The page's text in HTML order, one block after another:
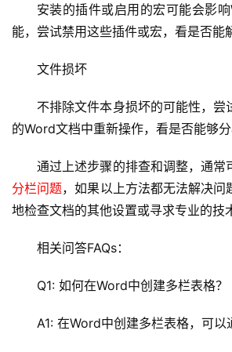
术
D
务
安装的插件或启用的宏可能会影
能，尝试禁用这些插件或宏，看是否能
文件损坏
不排除文件本身损坏的可能性，尝
的Word文档中重新操作，看是否能够分
通过上述步骤的排查和调整，通常
分栏问题，如果以上方法都无法解决问
地检查文档的其他设置或寻求专业的技
相关问答FAQs：
Q1: 如何在Word中创建多栏表格？
A1: 在Word中创建多栏表格，可以